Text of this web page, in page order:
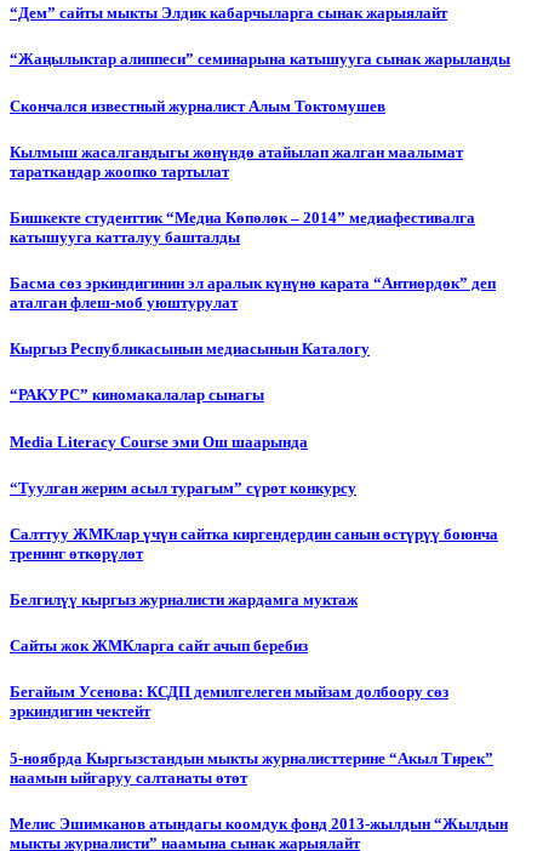
“Дем” сайты мыкты Элдик кабарчыларга сынак жарыялайт
“Жаңылыктар алиппеси” семинарына катышууга сынак жарыланды
Cкончался известный журналист Алым Токтомушев
Кылмыш жасалгандыгы жөнүндө атайылап жалган маалымат
тараткандар жоопко тартылат
Бишкекте студенттик “Медиа Көпөлөк – 2014” медиафестивалга
катышууга катталуу башталды
Басма сөз эркиндигинин эл аралык күнүнө карата “Антиөрдөк” деп
аталган флеш-моб уюштурулат
Кыргыз Республикасынын медиасынын Каталогу
“РАКУРС” киномакалалар сынагы
Media Literacy Сourse эми Ош шаарында
“Туулган жерим асыл турагым” сүрөт конкурсу
Салттуу ЖМКлар үчүн сайтка киргендердин санын өстүрүү боюнча
тренинг өткөрүлөт
Белгилүү кыргыз журналисти жардамга муктаж
Сайты жок ЖМКларга сайт ачып беребиз
Бегайым Усенова: КСДП демилгелеген мыйзам долбоору сөз
эркиндигин чектейт
5-ноябрда Кыргызстандын мыкты журналисттерине “Акыл Тирек”
наамын ыйгаруу салтанаты өтөт
Мелис Эшимканов атындагы коомдук фонд 2013-жылдын “Жылдын
мыкты журналисти” наамына сынак жарыялайт